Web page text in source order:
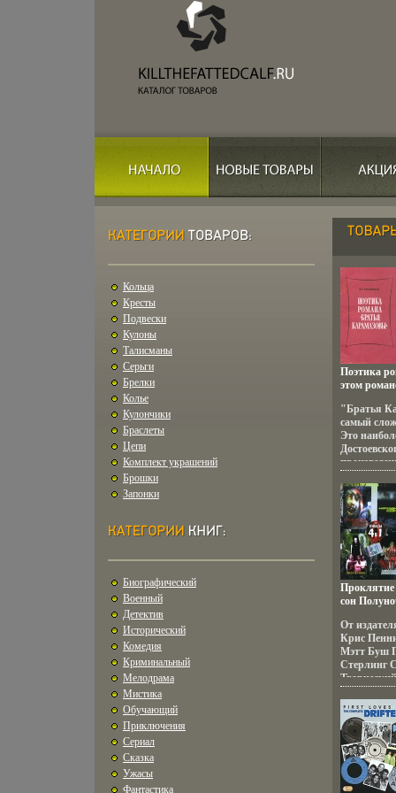
Кольца
Кресты
Подвески
Кулоны
Талисманы
Серьги
Брелки
Колье
Кулончики
Браслеты
Цепи
Комплект украшений
Брошки
Запонки
Биографический
Военный
Детектив
Исторический
Комедия
Криминальный
Мелодрама
Мистика
Обучающий
Приключения
Сериал
Сказка
Ужасы
Фантастика
Поэтика
этом
"Братья
самый
Это
времени,
словам
общих
этом
сон
От
Крис
Мэтт Буш
Стерлинг
Chris
Demski
Кайл Ли
Аманда
Бон